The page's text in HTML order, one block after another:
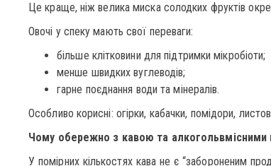
Це краще, ніж велика миска солодких фруктів
Овочі у спеку мають свої переваги:
більше клітковини для підтримки мікробіоти;
менше швидких вуглеводів;
гарне поєднання води та мінералів.
Особливо корисні: огірки, кабачки, помідори,
Чому обережно з кавою та алкогольвмісними
У помірних кількостях кава не є “забороненим